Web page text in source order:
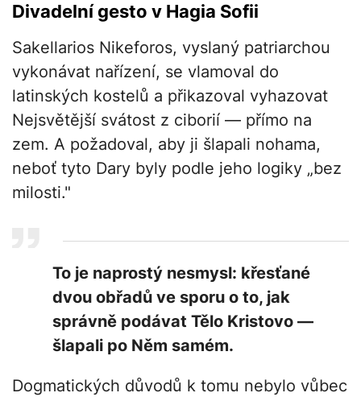
Divadelní gesto v Hagia Sofii
Sakellarios Nikeforos, vyslaný patriarchou
vykonávat nařízení, se vlamoval do
latinských kostelů a přikazoval vyhazovat
Nejsvětější svátost z ciborií — přímo na
zem. A požadoval, aby ji šlapali nohama,
neboť tyto Dary byly podle jeho logiky „bez
milosti."
To je naprostý nesmysl: křesťané
dvou obřadů ve sporu o to, jak
správně podávat Tělo Kristovo —
šlapali po Něm samém.
Dogmatických důvodů k tomu nebylo vůbec